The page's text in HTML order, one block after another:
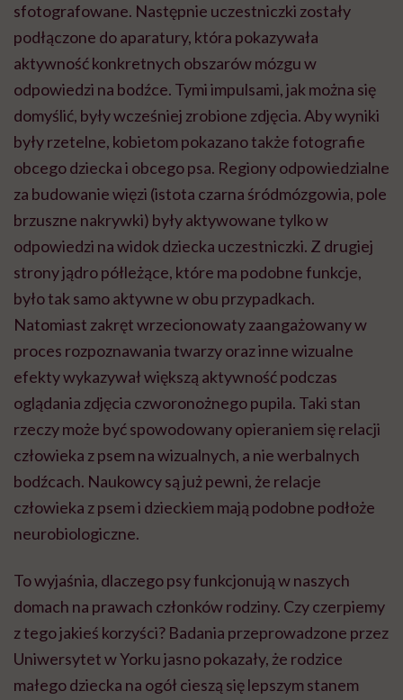
sfotografowane. Następnie uczestniczki zostały
podłączone do aparatury, która pokazywała
aktywność konkretnych obszarów mózgu w
odpowiedzi na bodźce. Tymi impulsami, jak można się
domyślić, były wcześniej zrobione zdjęcia. Aby wyniki
były rzetelne, kobietom pokazano także fotografie
obcego dziecka i obcego psa. Regiony odpowiedzialne
za budowanie więzi (istota czarna śródmózgowia, pole
brzuszne nakrywki) były aktywowane tylko w
odpowiedzi na widok dziecka uczestniczki. Z drugiej
strony jądro półleżące, które ma podobne funkcje,
było tak samo aktywne w obu przypadkach.
Natomiast zakręt wrzecionowaty zaangażowany w
proces rozpoznawania twarzy oraz inne wizualne
efekty wykazywał większą aktywność podczas
oglądania zdjęcia czworonożnego pupila. Taki stan
rzeczy może być spowodowany opieraniem się relacji
człowieka z psem na wizualnych, a nie werbalnych
bodźcach. Naukowcy są już pewni, że relacje
człowieka z psem i dzieckiem mają podobne podłoże
neurobiologiczne.
To wyjaśnia, dlaczego psy funkcjonują w naszych
domach na prawach członków rodziny. Czy czerpiemy
z tego jakieś korzyści? Badania przeprowadzone przez
Uniwersytet w Yorku jasno pokazały, że rodzice
małego dziecka na ogół cieszą się lepszym stanem